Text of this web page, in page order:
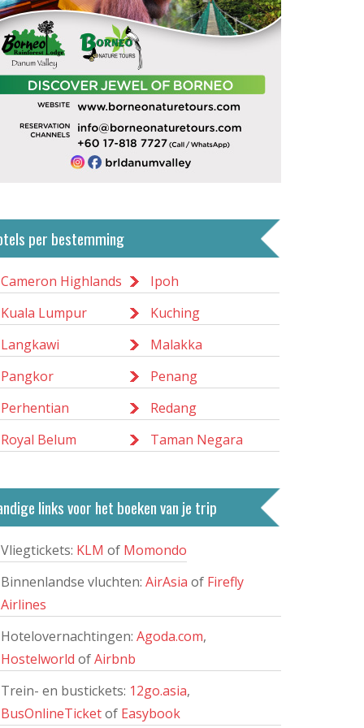
per bestemming
Cameron Highlands
Ipoh
Kuala Lumpur
Kuching
Langkawi
Malakka
Pangkor
Penang
Perhentian
Redang
Royal Belum
Taman Negara
links voor het boeken van je trip
Vliegtickets: KLM of Momondo
Binnenlandse vluchten: AirAsia of Firefly
Airlines
Hotelovernachtingen: Agoda.com,
Hostelworld ofAirbnb
Trein- en bustickets: 12go.asia,
BusOnlineTicketof Easybook